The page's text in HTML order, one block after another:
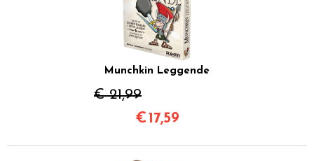
Munchkin Leggende
€ 21,99
€ 17,59